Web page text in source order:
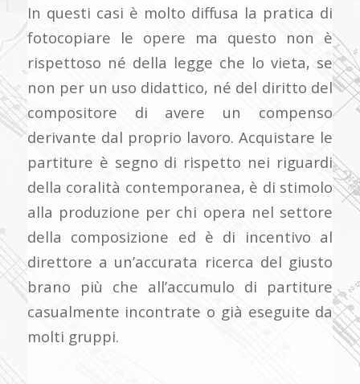
In questi casi è molto diffusa la pratica di
fotocopiare le opere ma questo non è
rispettoso né della legge che lo vieta, se
non per un uso didattico, né del diritto del
compositore di avere un compenso
derivante dal proprio lavoro. Acquistare le
partiture è segno di rispetto nei riguardi
della coralità contemporanea, è di stimolo
alla produzione per chi opera nel settore
della composizione ed è di incentivo al
direttore a un’accurata ricerca del giusto
brano più che all’accumulo di partiture
casualmente incontrate o già eseguite da
molti gruppi.